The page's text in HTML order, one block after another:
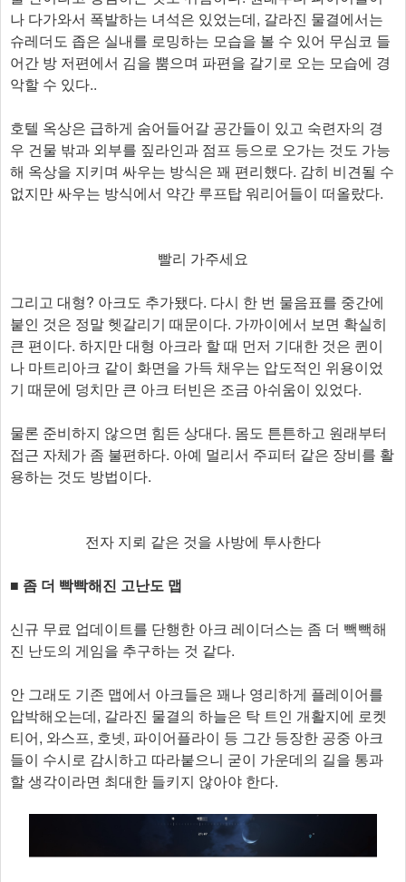
나 다가와서 폭발하는 녀석은 있었는데, 갈라진 물결에서는
슈레더도 좁은 실내를 로밍하는 모습을 볼 수 있어 무심코 들
어간 방 저편에서 김을 뿜으며 파편을 갈기로 오는 모습에 경
악할 수 있다..
호텔 옥상은 급하게 숨어들어갈 공간들이 있고 숙련자의 경
우 건물 밖과 외부를 짚라인과 점프 등으로 오가는 것도 가능
해 옥상을 지키며 싸우는 방식은 꽤 편리했다. 감히 비견될 수
없지만 싸우는 방식에서 약간 루프탑 워리어들이 떠올랐다.
빨리 가주세요
그리고 대형? 아크도 추가됐다. 다시 한 번 물음표를 중간에
붙인 것은 정말 헷갈리기 때문이다. 가까이에서 보면 확실히
큰 편이다. 하지만 대형 아크라 할 때 먼저 기대한 것은 퀸이
나 마트리아크 같이 화면을 가득 채우는 압도적인 위용이었
기 때문에 덩치만 큰 아크 터빈은 조금 아쉬움이 있었다.
물론 준비하지 않으면 힘든 상대다. 몸도 튼튼하고 원래부터
접근 자체가 좀 불편하다. 아예 멀리서 주피터 같은 장비를 활
용하는 것도 방법이다.
전자 지뢰 같은 것을 사방에 투사한다
■ 좀 더 빡빡해진 고난도 맵
신규 무료 업데이트를 단행한 아크 레이더스는 좀 더 빽빽해
진 난도의 게임을 추구하는 것 같다.
안 그래도 기존 맵에서 아크들은 꽤나 영리하게 플레이어를
압박해오는데, 갈라진 물결의 하늘은 탁 트인 개활지에 로켓
티어, 와스프, 호넷, 파이어플라이 등 그간 등장한 공중 아크
들이 수시로 감시하고 따라붙으니 굳이 가운데의 길을 통과
할 생각이라면 최대한 들키지 않아야 한다.